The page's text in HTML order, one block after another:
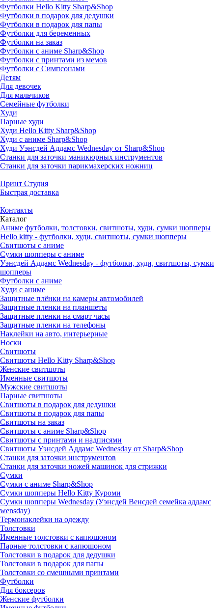
Футболки Hello Kitty Sharp&Shop
Футболки в подарок для дедушки
Футболки в подарок для папы
Футболки для беременных
Футболки на заказ
Футболки с аниме Sharp&Shop
Футболки с принтами из мемов
Футболки с Симпсонами
Детям
Для девочек
Для мальчиков
Семейные футболки
Худи
Парные худи
Худи Hello Kitty Sharp&Shop
Худи с аниме Sharp&Shop
Худи Уэнсдей Аддамс Wednesday от Sharp&Shop
Станки для заточки маникюрных инструментов
Станки для заточки парикмахерских ножниц
Принт Студия
Быстрая доставка
Контакты
Каталог
Аниме футболки, толстовки, свитшоты, худи, сумки шопперы
Hello kitty - футболки, худи, свитшоты, сумки шопперы
Свитшоты с аниме
Сумки шопперы с аниме
Уэнсдей Аддамс Wednesday - футболки, худи, свитшоты, сумки
шопперы
Футболки с аниме
Худи с аниме
Защитные плёнки на камеры автомобилей
Защитные пленки на планшеты
Защитные пленки на смарт часы
Защитные пленки на телефоны
Наклейки на авто, интерьерные
Носки
Свитшоты
Cвитшоты Hello Kitty Sharp&Shop
Женские свитшоты
Именные свитшоты
Мужские свитшоты
Парные свитшоты
Свитшоты в подарок для дедушки
Свитшоты в подарок для папы
Свитшоты на заказ
Свитшоты с аниме Sharp&Shop
Свитшоты с принтами и надписями
Свитшоты Уэнсдей Аддамс Wednesday от Sharp&Shop
Станки для заточки инструментов
Станки для заточки ножей машинок для стрижки
Сумки
Сумки с аниме Sharp&Shop
Сумки шопперы Hello Kitty Куроми
Сумки шопперы Wednesday (Уэнсдей Венсдей семейка аддамс
wensday)
Термонаклейки на одежду
Толстовки
Именные толстовки с капюшоном
Парные толстовки с капюшоном
Толстовки в подарок для дедушки
Толстовки в подарок для папы
Толстовки со смешными принтами
Футболки
Для боксеров
Женские футболки